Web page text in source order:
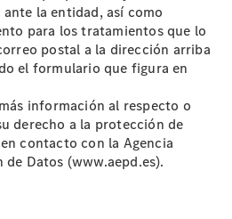
la entidad, así como
para los tratamientos que lo
postal a la dirección arriba
el formulario que figura en
información al respecto o
derecho a la protección de
contacto con la Agencia
Datos (www.aepd.es).